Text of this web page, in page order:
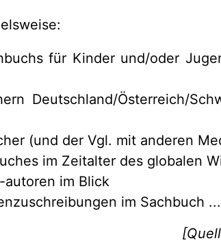
für Kinder und/oder
Deutschland/Österreich/
(und der Vgl. mit anderen
im Zeitalter des globalen
im Blick
im Sachbuch ...